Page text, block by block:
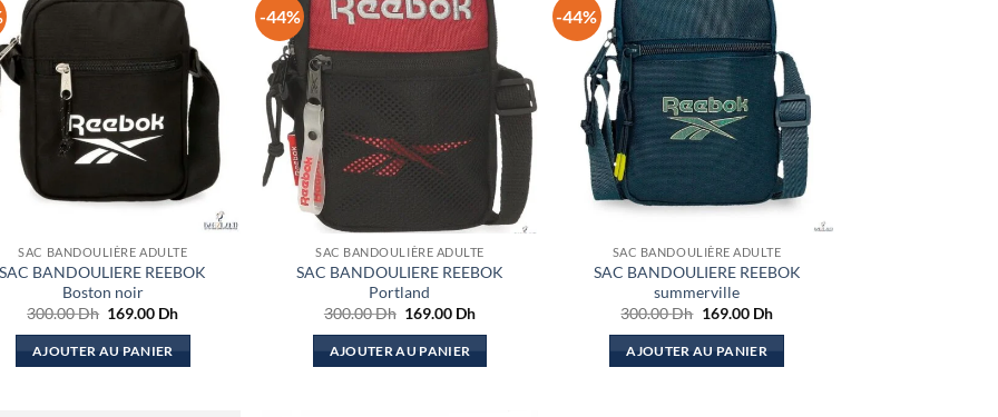
SAC BANDOULIÈRE ADULTE
SAC BANDOULIERE REEBOK
Boston noir
300.00Dh Le
initial
était :
169.00 DhLe
AJOUTER AU PANIER
-44%
SAC BANDOULIÈRE ADULTE
SAC BANDOULIERE REEBOK
Portland
300.00Dh Le
initial
était :
169.00 DhLe
AJOUTER AU PANIER
-44%
SAC BANDOULIÈRE ADULTE
SAC BANDOULIERE REEBOK
summerville
300.00Dh Le
initial
était :
169.00 DhLe
AJOUTER AU PANIER